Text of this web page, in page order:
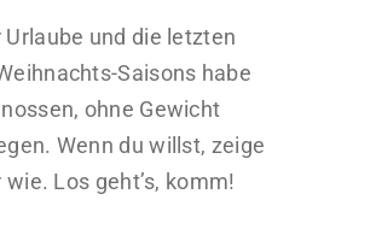
Urlaube und die letzten
Saisons habe
ohne Gewicht
Wenn du willst, zeige
wie. Los geht’s, komm!